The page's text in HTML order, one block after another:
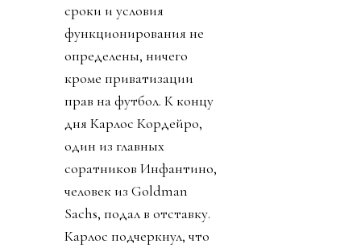
сроки и условия
функционирования не
определены, ничего
кроме приватизации
прав на футбол. К концу
дня Карлос Кордейро,
один из главных
соратников Инфантино,
человек из Goldman
Sachs, подал в отставку.
Карлос подчеркнул, что